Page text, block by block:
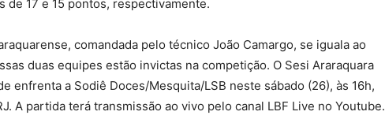
de 17 e 15 pontos, respectivamente.
comandada pelo técnico João Camargo, se iguala ao
duas equipes estão invictas na competição. O Sesi Araraquara
enfrenta a Sodiê Doces/Mesquita/LSB neste sábado (26), às 16h,
A partida terá transmissão ao vivo pelo canal LBF Live no Youtube.